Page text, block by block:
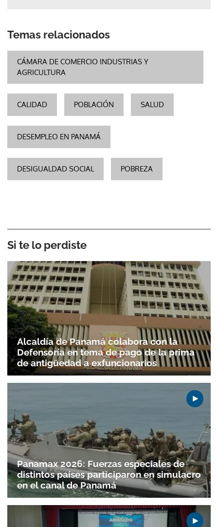
Temas relacionados
CÁMARA DE COMERCIO INDUSTRIAS Y
AGRICULTURA
CALIDAD POBLACIÓN SALUD
DESEMPLEO EN PANAMÁ
DESIGUALDAD SOCIAL POBREZA
Si te lo perdiste
Alcaldía de Panamá colabora con la
Defensoría en tema de pago de la prima
de antigüedad a exfuncionarios
Panamax 2026: Fuerzas especiales de
distintos países participaron en simulacro
en el canal de Panamá